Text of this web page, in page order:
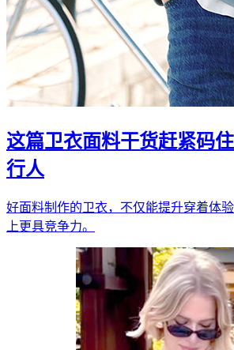
这篇卫衣面料干货赶紧码
行人
好面料制作的卫衣，不仅能提升穿着体
上更具竞争力。